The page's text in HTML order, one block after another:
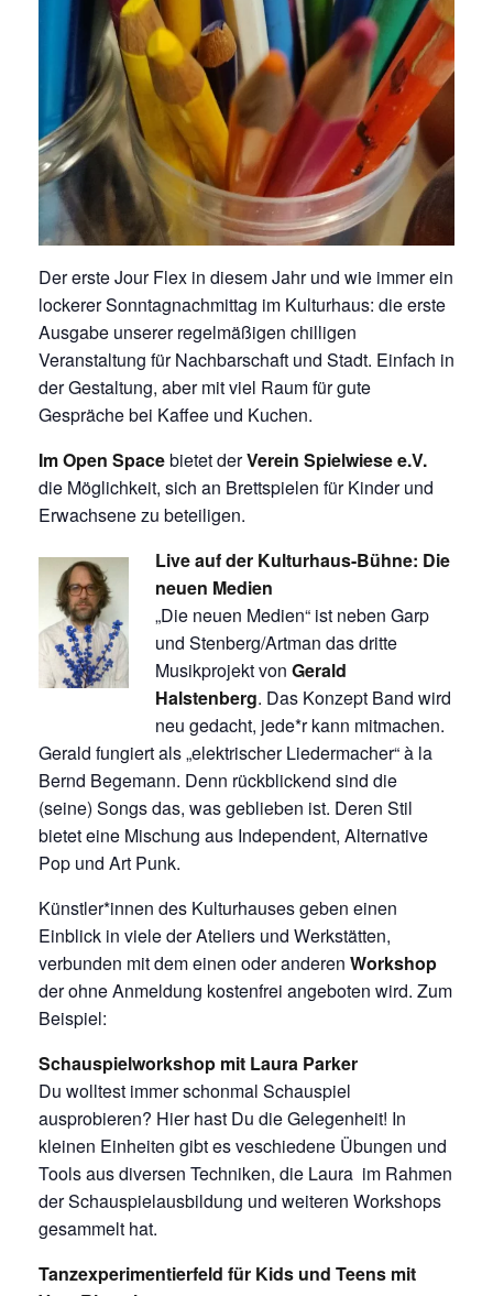
Der erste Jour Flex in diesem Jahr und wie immer ein
lockerer Sonntagnachmittag im Kulturhaus: die erste
Ausgabe unserer regelmäßigen chilligen
Veranstaltung für Nachbarschaft und Stadt. Einfach in
der Gestaltung, aber mit viel Raum für gute
Gespräche bei Kaffee und Kuchen.
Im Open Spacebietet derVerein Spielwiese e.V.
die Möglichkeit, sich an Brettspielen für Kinder und
Erwachsene zu beteiligen.
Live auf der Kulturhaus-Bühne: Die
neuen Medien
„Die neuen Medien“ ist neben Garp
und Stenberg/Artman das dritte
Musikprojekt von Gerald
Halstenberg. Das Konzept Band wird
neu gedacht, jede*r kann mitmachen.
Gerald fungiert als „elektrischer Liedermacher“ à la
Bernd Begemann. Denn rückblickend sind die
(seine) Songs das, was geblieben ist. Deren Stil
bietet eine Mischung aus Independent, Alternative
Pop und Art Punk.
Künstler*innen des Kulturhauses geben einen
Einblick in viele der Ateliers und Werkstätten,
verbunden mit dem einen oder anderen Workshop
der ohne Anmeldung kostenfrei angeboten wird. Zum
Beispiel:
Schauspielworkshop mit Laura Parker
Du wolltest immer schonmal Schauspiel
ausprobieren? Hier hast Du die Gelegenheit! In
kleinen Einheiten gibt es veschiedene Übungen und
Tools aus diversen Techniken, die Laura im Rahmen
der Schauspielausbildung und weiteren Workshops
gesammelt hat.
Tanzexperimentierfeld für Kids und Teens mit